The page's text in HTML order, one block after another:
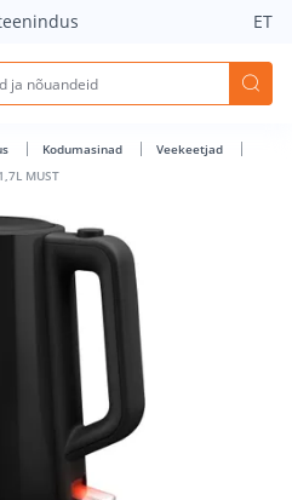
20 2200W 1,7L MUST - Bauhof
ET
Kodumasinad
Veekeetjad
MUST